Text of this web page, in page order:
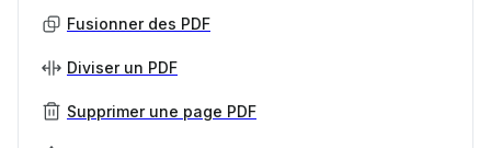
Fusionner des PDF
Diviser un PDF
Supprimer une page PDF